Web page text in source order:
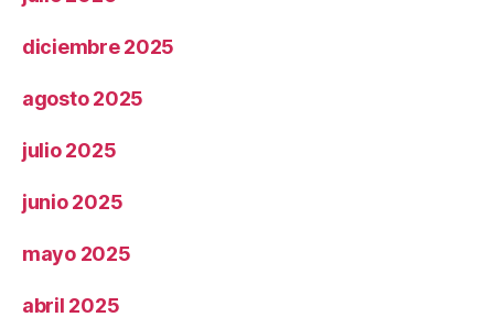
diciembre 2025
agosto 2025
julio 2025
junio 2025
mayo 2025
abril 2025